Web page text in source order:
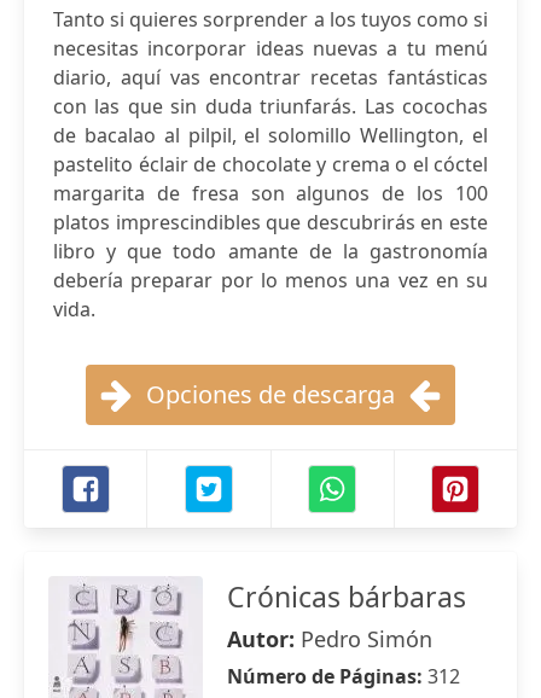
Tanto si quieres sorprender a los tuyos como si
necesitas incorporar ideas nuevas a tu menú
diario, aquí vas encontrar recetas fantásticas
con las que sin duda triunfarás. Las cocochas
de bacalao al pilpil, el solomillo Wellington, el
pastelito éclair de chocolate y crema o el cóctel
margarita de fresa son algunos de los 100
platos imprescindibles que descubrirás en este
libro y que todo amante de la gastronomía
debería preparar por lo menos una vez en su
vida.
Opciones de descarga
Crónicas bárbaras
Autor: Pedro Simón
Número de Páginas: 312